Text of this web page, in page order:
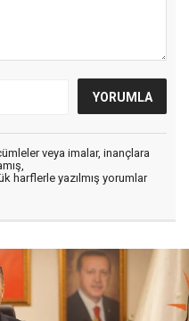
veya imalar, inançlara
harflerle yazılmış yorumlar